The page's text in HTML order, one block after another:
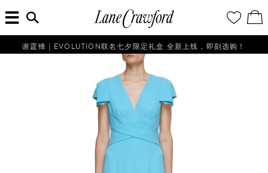
佛
探
的
的
愿
望
清
单
看
／
修
购
单
入
搜
索
信
息...
谢霆锋｜EVOLUTION联名七夕限定礼盒 全新上线，即刻选购！